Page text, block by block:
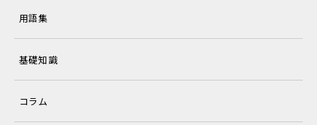
用語集
基礎知識
コラム